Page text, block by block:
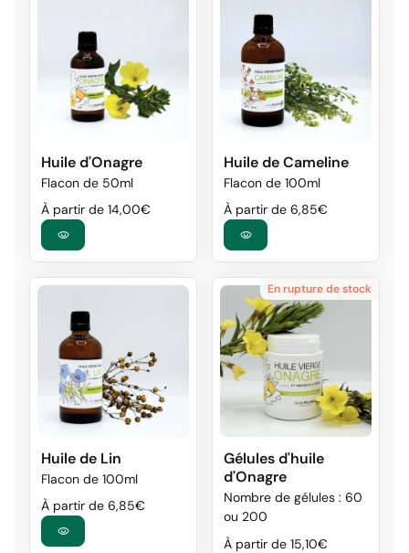
Huile d'Onagre
Flacon de 50ml
Prix normal
Prix de vente
À partir de 14,00€
visibility
Huile de Cameline
Flacon de 100ml
Prix normal
Prix de vente
À partir de 6,85€
visibility
Huile de Lin
Flacon de 100ml
Prix normal
Prix de vente
À partir de 6,85€
visibility
En rupture de stock
Gélules d'huile
d'Onagre
Nombre de gélules : 60
ou 200
Prix normal
À partir de 15,10€